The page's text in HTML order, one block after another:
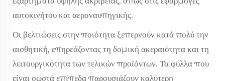
αυτοκινήτου και αεροναυπηγικής.
Οι βελτιώσεις στην ποιότητα ξεπερνούν κατά πολύ την
αισθητική, επηρεάζοντας τη δομική ακεραιότητα και τη
λειτουργικότητα των τελικών προϊόντων. Τα φύλλα που
είναι σωστά επίπεδα παρουσιάζουν καλύτερη